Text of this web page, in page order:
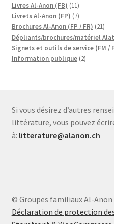
Livres Al-Anon (FB) 1111
produits
Livrets Al-Anon (FP) 77
produits
Brochures Al-Anon (FP / FR) 2121
Dépliants/brochures/matériel
Signets et outils de service (FM /
Information publique 22
Si vous désirez d’autres
littérature, vous pouvez
à: litterature@alanon.ch
© Groupes familiaux Al-Anon
Déclaration de protection